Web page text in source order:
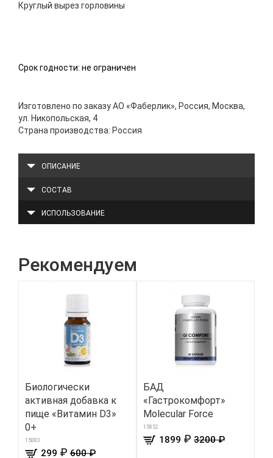
Круглый вырез горловины
Срок годности: не ограничен
Изготовлено по заказу АО «Фаберлик», Россия, Москва,
ул. Никопольская, 4
Страна производства: Россия
ОПИСАНИЕ
СОСТАВ
ИСПОЛЬЗОВАНИЕ
Рекомендуем
Биологически
активная добавка к
пище «Витамин D3»
0+
15883
299 ₽ 600 ₽
БАД
«Гастрокомфорт»
Molecular Force
15852
1899 ₽ 3200 ₽